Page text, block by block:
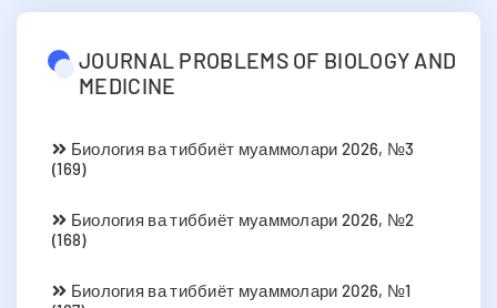
JOURNAL PROBLEMS OF BIOLOGY AND
MEDICINE
Биология ва тиббиёт муаммолари 2026, №3
(169)
Биология ва тиббиёт муаммолари 2026, №2
(168)
Биология ва тиббиёт муаммолари 2026, №1